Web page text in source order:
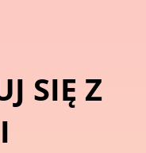
SIĘ Z